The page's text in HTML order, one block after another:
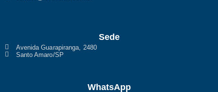
Sede
Avenida Guarapiranga, 2480
Santo Amaro/SP
WhatsApp